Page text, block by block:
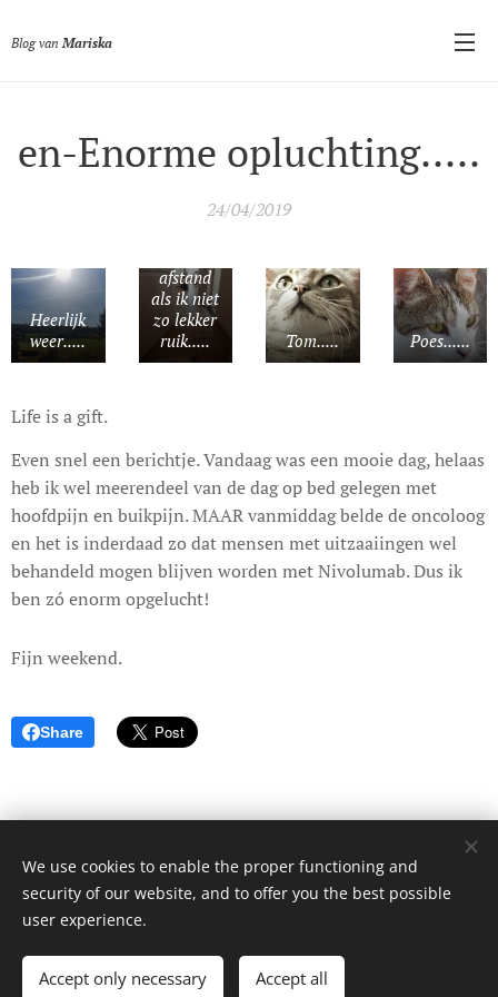
Blog van Mariska
en-Enorme opluchting.....
24/04/2019
Heerlijk
weer.....
daar voor
afstand
als ik niet
zo lekker
ruik.....
Tom..... Poes......
Life is a gift.
Even snel een berichtje. Vandaag was een mooie dag, helaas
heb ik wel meerendeel van de dag op bed gelegen met
hoofdpijn en buikpijn. MAAR vanmiddag belde de oncoloog
en het is inderdaad zo dat mensen met uitzaaiingen wel
behandeld mogen blijven worden met Nivolumab. Dus ik
ben zó enorm opgelucht!
Fijn weekend.
Share
© 2017 Dagboek van een onbekende. Alle rechten voorbehouden.
Languages
Nederlands
English
We use cookies to enable the proper functioning and
security of our website, and to offer you the best possible
user experience.
Accept only necessary Accept all